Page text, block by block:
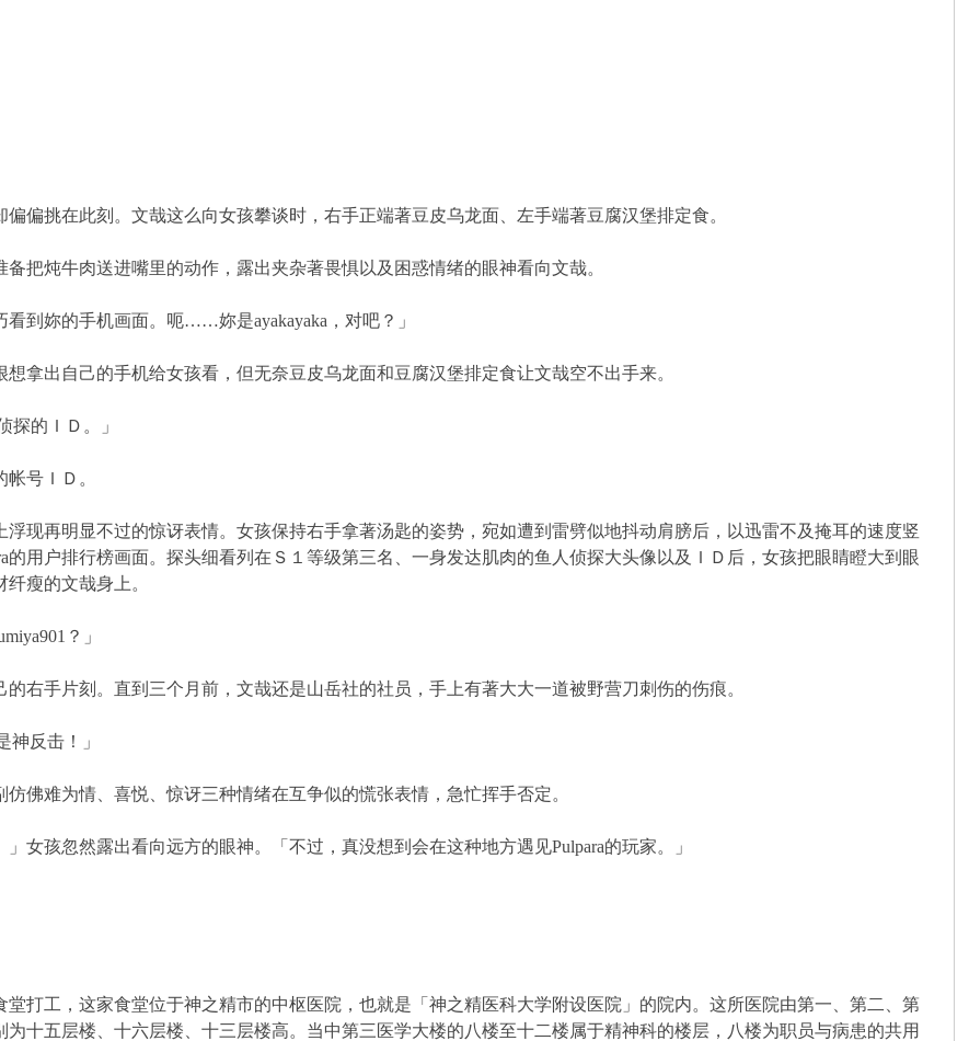
挑在此刻。文哉这么向女孩攀谈时，右手正端著豆皮乌龙面、左手端著豆腐汉堡排定食。
炖牛肉送进嘴里的动作，露出夹杂著畏惧以及困惑情绪的眼神看向文哉。
到妳的手机画面。呃……妳是ayakayaka，对吧？」
出自己的手机给女孩看，但无奈豆皮乌龙面和豆腐汉堡排定食让文哉空不出手来。
的ＩＤ。」
号ＩＤ。
再明显不过的惊讶表情。女孩保持右手拿著汤匙的姿势，宛如遭到雷劈似地抖动肩膀后，以迅雷不及掩耳的速度竖
的用户排行榜画面。探头细看列在Ｓ１等级第三名、一身发达肌肉的鱼人侦探大头像以及ＩＤ后，女孩把眼睛瞪大到眼
瘦的文哉身上。
？」
手片刻。直到三个月前，文哉还是山岳社的社员，手上有著大大一道被野营刀刺伤的伤痕。
反击！」
难为情、喜悦、惊讶三种情绪在互争似的慌张表情，急忙挥手否定。
孩忽然露出看向远方的眼神。「不过，真没想到会在这种地方遇见Pulpara的玩家。」
工，这家食堂位于神之精市的中枢医院，也就是「神之精医科大学附设医院」的院内。这所医院由第一、第二、第
十五层楼、十六层楼、十三层楼高。当中第三医学大楼的八楼至十二楼属于精神科的楼层，八楼为职员与病患的共用